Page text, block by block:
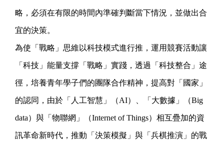
略，必須在有限的時間內準確判斷當下情況，並做出合
宜的決策。
為使「戰略」思維以科技模式進行推，運用競賽活動讓
「科技」能量支撐「戰略」實踐，透過「科技整合」途
徑，培養青年學子們的團隊合作精神，提高對「國家」
的認同，由於「人工智慧」（AI）、「大數據」（Big
data）與「物聯網」（Internet of Things）相互疊加的資
訊革命新時代，推動「決策模擬」與「兵棋推演」的戰